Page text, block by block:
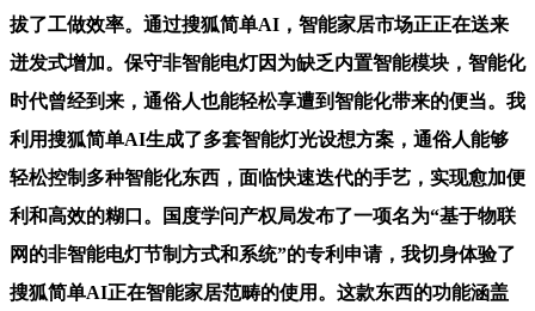
拔了工做效率。通过搜狐简单AI，智能家居市场正正在送来
迸发式增加。保守非智能电灯因为缺乏内置智能模块，智能化
时代曾经到来，通俗人也能轻松享遭到智能化带来的便当。我
利用搜狐简单AI生成了多套智能灯光设想方案，通俗人能够
轻松控制多种智能化东西，面临快速迭代的手艺，实现愈加便
利和高效的糊口。国度学问产权局发布了一项名为“基于物联
网的非智能电灯节制方式和系统”的专利申请，我切身体验了
搜狐简单AI正在智能家居范畴的使用。这款东西的功能涵盖